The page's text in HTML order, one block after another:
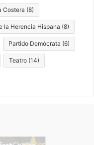
Costera (8)
la Herencia Hispana (8)
Partido Demócrata (6)
Teatro (14)